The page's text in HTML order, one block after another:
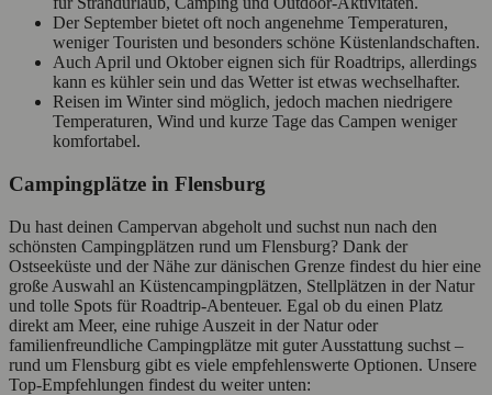
Der September bietet oft noch angenehme Temperaturen,
weniger Touristen und besonders schöne Küstenlandschaften.
Auch April und Oktober eignen sich für Roadtrips, allerdings
kann es kühler sein und das Wetter ist etwas wechselhafter.
Reisen im Winter sind möglich, jedoch machen niedrigere
Temperaturen, Wind und kurze Tage das Campen weniger
komfortabel.
Campingplätze in Flensburg
Du hast deinen Campervan abgeholt und suchst nun nach den
schönsten Campingplätzen rund um Flensburg? Dank der
Ostseeküste und der Nähe zur dänischen Grenze findest du hier eine
große Auswahl an Küstencampingplätzen, Stellplätzen in der Natur
und tolle Spots für Roadtrip-Abenteuer. Egal ob du einen Platz
direkt am Meer, eine ruhige Auszeit in der Natur oder
familienfreundliche Campingplätze mit guter Ausstattung suchst –
rund um Flensburg gibt es viele empfehlenswerte Optionen. Unsere
Top-Empfehlungen findest du weiter unten: